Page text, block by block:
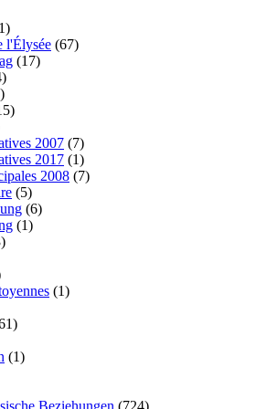
l'Élysée (67)
(17)
2007 (7)
2017 (1)
2008 (7)
(5)
(6)
(1)
(1)
(1)